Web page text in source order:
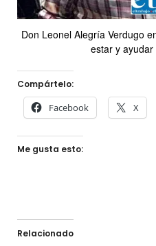
Don Leonel Alegría Verdugo
estar y
Compártelo:
Facebook X
Me gusta esto:
Relacionado